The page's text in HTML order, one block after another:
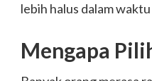
lebih halus dalam
Mengapa